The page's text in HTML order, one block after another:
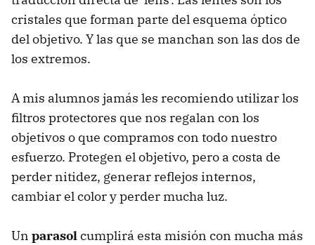
cristales que forman parte del esquema óptico
del objetivo. Y las que se manchan son las dos de
los extremos.
A mis alumnos jamás les recomiendo utilizar los
filtros protectores que nos regalan con los
objetivos o que compramos con todo nuestro
esfuerzo. Protegen el objetivo, pero a costa de
perder nitidez, generar reflejos internos,
cambiar el color y perder mucha luz.
Un parasolcumplirá esta misión con mucha más